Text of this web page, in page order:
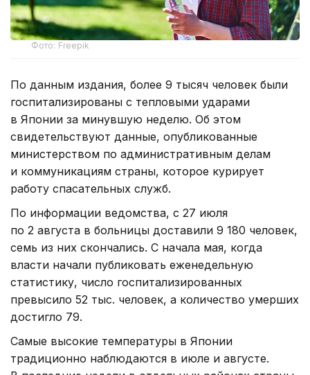
Фото: Freepik
По данным издания, более 9 тысяч человек были
госпитализированы с тепловыми ударами
в Японии за минувшую неделю. Об этом
свидетельствуют данные, опубликованные
министерством по административным делам
и коммуникациям страны, которое курирует
работу спасательных служб.
По информации ведомства, с 27 июля
по 2 августа в больницы доставили 9 180 человек,
семь из них скончались. С начала мая, когда
власти начали публиковать еженедельную
статистику, число госпитализированных
превысило 52 тыс. человек, а количество умерших
достигло 79.
Самые высокие температуры в Японии
традиционно наблюдаются в июле и августе.